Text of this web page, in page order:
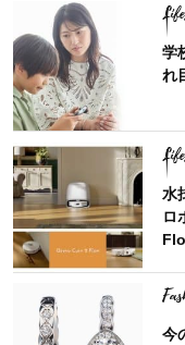
学
れ
水
ロ
今